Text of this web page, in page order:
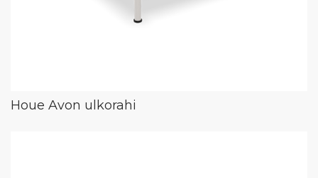
Houe Avon ulkorahi